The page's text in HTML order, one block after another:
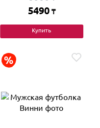
5490 ₸
Купить